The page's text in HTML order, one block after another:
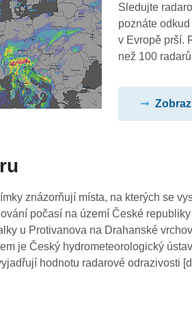
Sledujte
poznáte
v Evropě prší.
než 100
znázorňují místa, na kterých se
počasí na území České
u Protivanova na Drahanské
je Český hydrometeorologický
hodnotu radarové odrazivosti